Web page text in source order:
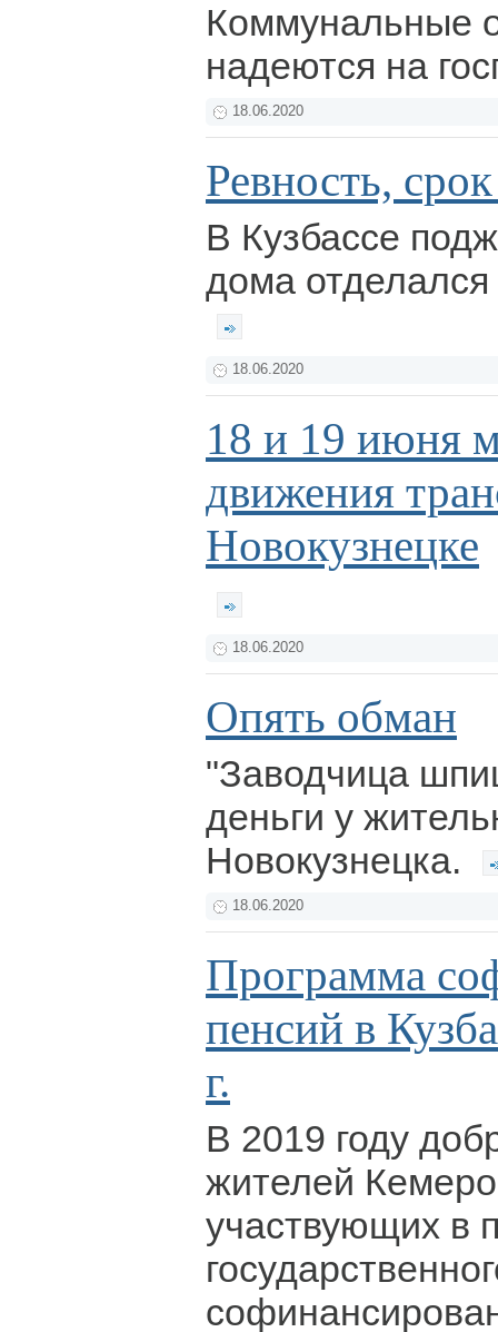
Коммунальные
надеются на
18.06.2020
Ревность,
В Кузбассе
дома
18.06.2020
18 и 19 июня
движения
Новокузнецке
18.06.2020
Опять обман
"Заводчица
деньги у
Новокузнецка.
18.06.2020
Программа
пенсий в
г.
В 2019 году
жителей
участвующих в